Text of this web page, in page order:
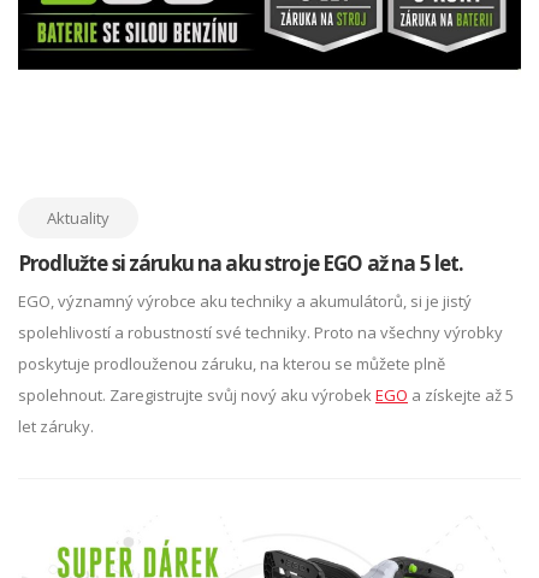
Aktuality
Prodlužte si záruku na aku stroje EGO až na 5 let.
EGO, významný výrobce aku techniky a akumulátorů, si je jistý
spolehlivostí a robustností své techniky. Proto na všechny výrobky
poskytuje prodlouženou záruku, na kterou se můžete plně
spolehnout. Zaregistrujte svůj nový aku výrobekEGO a získejte až 5
let záruky.